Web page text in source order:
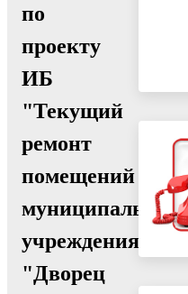
по
проекту
ИБ
"Текущий
ремонт
помещений
муниципального
учреждения
"Дворец